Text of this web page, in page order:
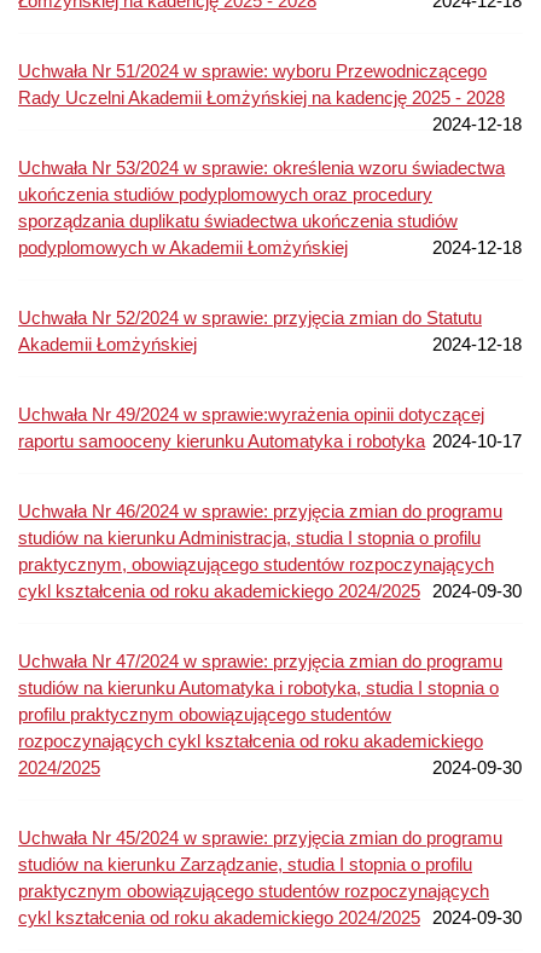
Uchwała Nr 51/2024 w sprawie: wyboru Przewodniczącego
Rady Uczelni Akademii Łomżyńskiej na kadencję 2025 - 2028
2024-12-18
Uchwała Nr 53/2024 w sprawie: określenia wzoru świadectwa
ukończenia studiów podyplomowych oraz procedury
sporządzania duplikatu świadectwa ukończenia studiów
podyplomowych w Akademii Łomżyńskiej
2024-12-18
Uchwała Nr 52/2024 w sprawie: przyjęcia zmian do Statutu
Akademii Łomżyńskiej
2024-12-18
Uchwała Nr 49/2024 w sprawie:wyrażenia opinii dotyczącej
raportu samooceny kierunku Automatyka i robotyka 2024-10-17
Uchwała Nr 46/2024 w sprawie: przyjęcia zmian do programu
studiów na kierunku Administracja, studia I stopnia o profilu
praktycznym, obowiązującego studentów rozpoczynających
cykl kształcenia od roku akademickiego 2024/2025
2024-09-30
Uchwała Nr 47/2024 w sprawie: przyjęcia zmian do programu
studiów na kierunku Automatyka i robotyka, studia I stopnia o
profilu praktycznym obowiązującego studentów
rozpoczynających cykl kształcenia od roku akademickiego
2024/2025
2024-09-30
Uchwała Nr 45/2024 w sprawie: przyjęcia zmian do programu
studiów na kierunku Zarządzanie, studia I stopnia o profilu
praktycznym obowiązującego studentów rozpoczynających
cykl kształcenia od roku akademickiego 2024/2025
2024-09-30